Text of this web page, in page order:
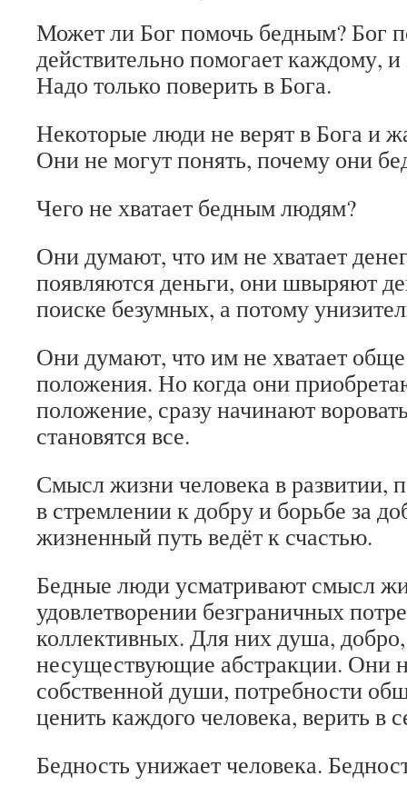
Может ли Бог помочь бедным? Бог
действительно помогает каждому, и
Надо только поверить в Бога.
Некоторые люди не верят в Бога и
Они не могут понять, почему они
Чего не хватает бедным людям?
Они думают, что им не хватает
появляются деньги, они швыряют
поиске безумных, а потому
Они думают, что им не хватает
положения. Но когда они
положение, сразу начинают
становятся все.
Смысл жизни человека в развитии,
в стремлении к добру и борьбе за
жизненный путь ведёт к счастью.
Бедные люди усматривают смысл
удовлетворении безграничных
коллективных. Для них душа,
несуществующие абстракции. Они
собственной души, потребности
ценить каждого человека, верить в
Бедность унижает человека.